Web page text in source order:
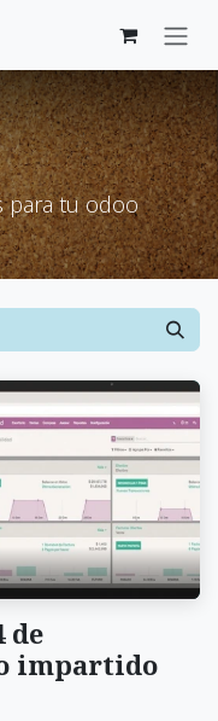
para tu odoo
de
impartido